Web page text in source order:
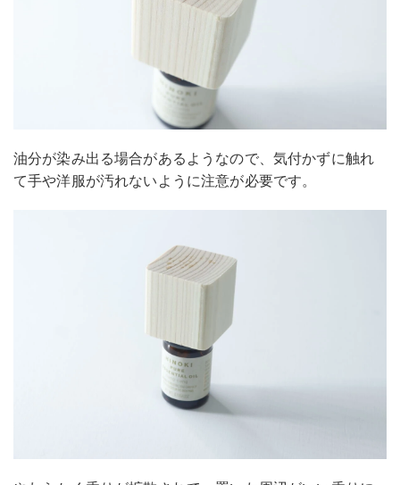
油分が染み出る場合があるようなので、気付かずに触れ
て手や洋服が汚れないように注意が必要です。